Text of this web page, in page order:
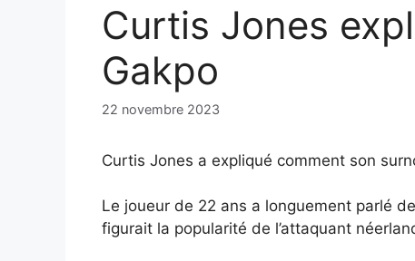
Curtis Jones
Gakpo
22 novembre 2023
Curtis Jones a expliqué comment son
Le joueur de 22 ans a longuement parlé
figurait la popularité de l’attaquant